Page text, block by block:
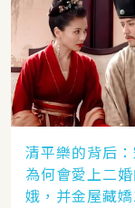
清平樂的背后
為何會愛上二
娥，并金屋藏